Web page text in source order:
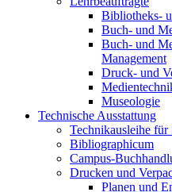
Bibliotheks-
Buch- und
Buch- und
Management
Druck- und
Museologie
Technische Ausstattung
Technikausleihe für
Bibliographicum
Campus-
Drucken und
Planen und